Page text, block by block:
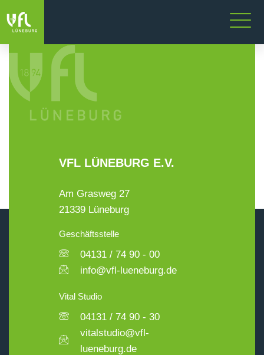
VFL LÜNEBURG E.V.
Am Grasweg 27
21339 Lüneburg
Geschäftsstelle
04131 / 74 90 - 00
info@vfl-lueneburg.de
Vital Studio
04131 / 74 90 - 30
vitalstudio@vfl-
lueneburg.de